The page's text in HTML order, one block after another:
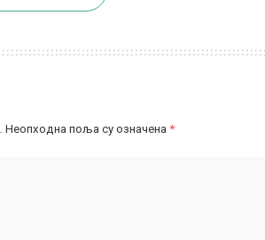
Неопходна поља су означена *